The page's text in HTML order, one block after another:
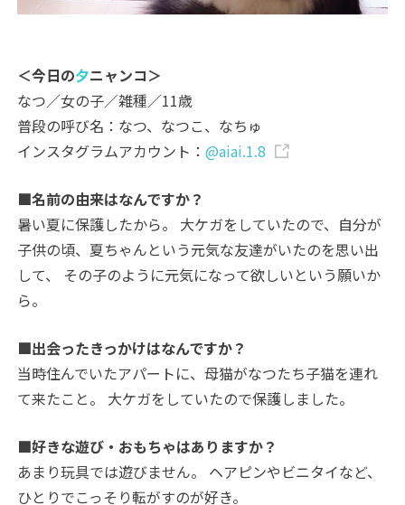
＜今日の夕ニャンコ＞
なつ／女の子／雑種／11歳
普段の呼び名：なつ、なつこ、なちゅ
インスタグラムアカウント：@aiai.1.8
■名前の由来はなんですか？
暑い夏に保護したから。 大ケガをしていたので、自分が
子供の頃、夏ちゃんという元気な友達がいたのを思い出
して、 その子のように元気になって欲しいという願いか
ら。
■出会ったきっかけはなんですか？
当時住んでいたアパートに、母猫がなつたち子猫を連れ
て来たこと。 大ケガをしていたので保護しました。
■好きな遊び・おもちゃはありますか？
あまり玩具では遊びません。 ヘアピンやビニタイなど、
ひとりでこっそり転がすのが好き。